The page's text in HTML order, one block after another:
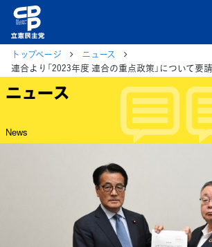
トップページ
ニュース
連合より「2023年度 連合の重点政策」について要
ニュース
News